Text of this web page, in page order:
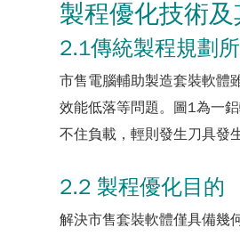
製程優化技術及
2.1傳統製程規劃
市售電腦輔助製造套裝軟體
效能低落等問題。圖1為一
不住負載，輕則發生刀具發
2.2 製程優化目的
解決市售套裝軟體僅具備幾